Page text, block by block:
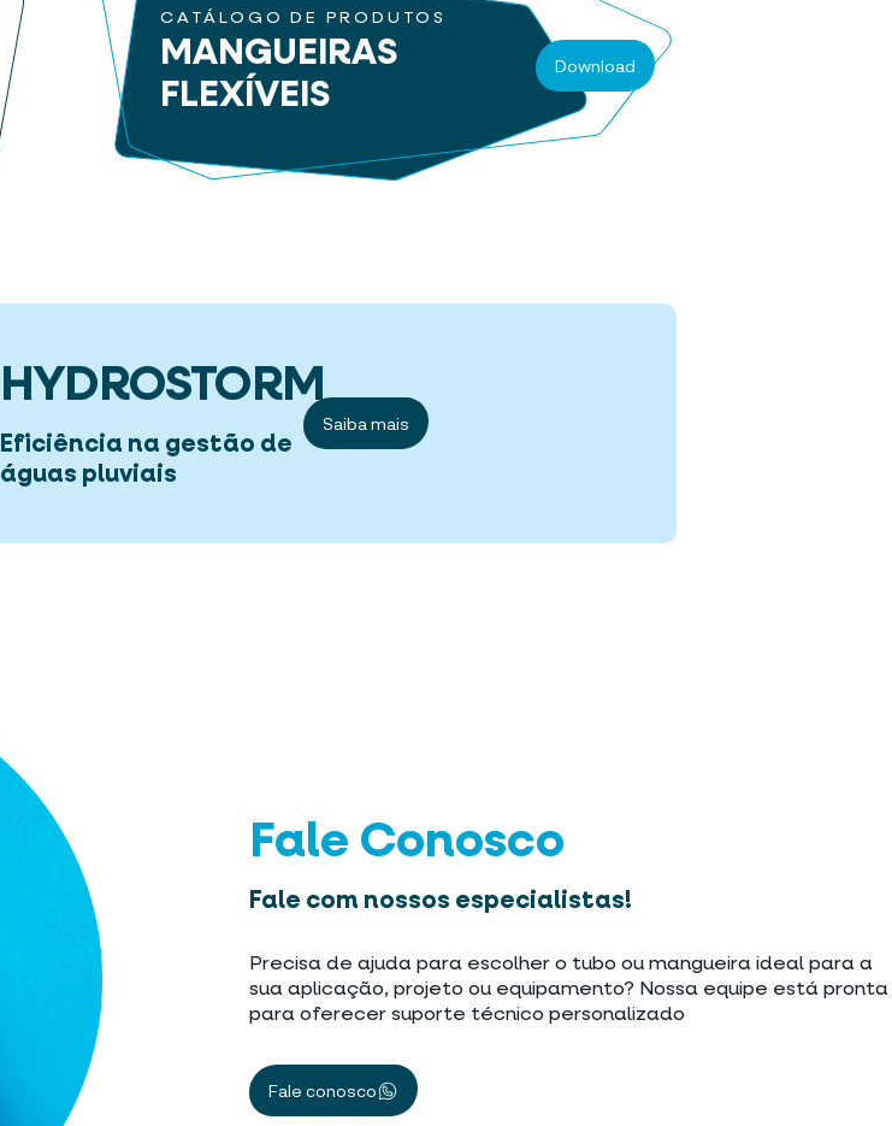
CATÁLOGO DE PRODUTOS
MANGUEIRAS
FLEXÍVEIS
Download
HYDROSTORM
Eficiência na gestão de
águas pluviais
Saiba mais
Fale Conosco
Fale com nossos especialistas!
Precisa de ajuda para escolher o tubo ou mangueira ideal para a
sua aplicação, projeto ou equipamento? Nossa equipe está pronta
para oferecer suporte técnico personalizado
Fale conosco